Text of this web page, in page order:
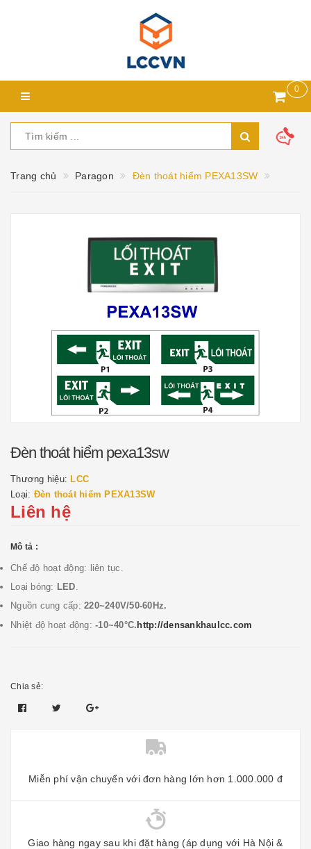
0
Trang chủ Paragon Đèn thoát hiểm PEXA13SW
Đèn thoát hiểm pexa13sw
Thương hiệu: LCC
Loại: Đèn thoát hiểm PEXA13SW
Liên hệ
Mô tả :
Chế độ hoạt động: liên tục.
Loại bóng: LED.
Nguồn cung cấp: 220~240V/50-60Hz.
Nhiệt độ hoạt động: -10~40°C.http://densankhaulcc.com
Chia sẻ:
Miễn phí vận chuyển với đơn hàng lớn hơn 1.000.000 đ
Giao hàng ngay sau khi đặt hàng (áp dụng với Hà Nội &